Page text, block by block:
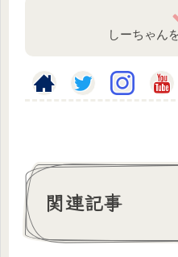
しーちゃん
関連記事